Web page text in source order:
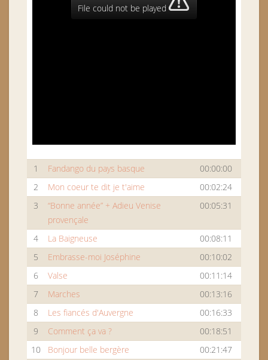
File could not be played
1 Fandango du pays basque
00:00:00
2
Mon coeur te dit je t'aime
00:02:24
3
“Bonne année” + Adieu Venise
provençale
00:05:31
4 La Baigneuse
00:08:11
5
Embrasse-moi Joséphine
00:10:02
6
Valse
00:11:14
7
Marches
00:13:16
8
Les fiancés d'Auvergne
00:16:33
9
Comment ça va ?
00:18:51
10
Bonjour belle bergère
00:21:47